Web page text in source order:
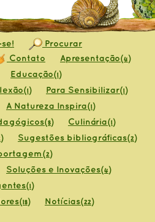
Procurar
Contato Apresentação(4)
Educação(1)
(1) Para Sensibilizar(1)
A Natureza Inspira(1)
(8) Culinária(1)
Sugestões bibliográficas(2)
(2)
Soluções e Inovações(4)
(1)
(18) Notícias(22)